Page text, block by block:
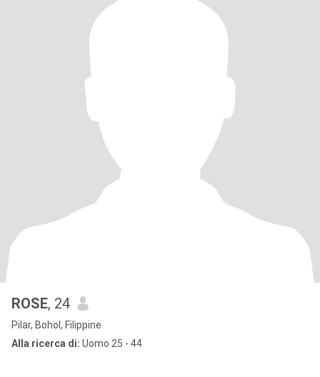
ROSE, 24
Pilar, Bohol, Filippine
Alla ricerca di: Uomo 25 - 44